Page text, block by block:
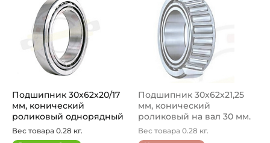
Ширина наружного кольца (С):
Ширина в сборе (Монтажная):
21,25 мм
Тип посадочного отверстия на вал:
Круг
Тип наружного кольца:
Подшипник 30х62х20/17
мм, конический
роликовый однорядный
на вал 30 мм...
Вес товара 0.28 кг.
Подшипник 30х62х21,25
мм, конический
роликовый на вал 30 мм.
Артикул 32...
Вес товара 0.28 кг.